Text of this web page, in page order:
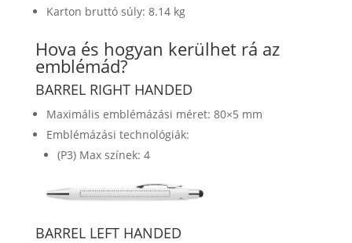
Karton bruttó súly: 8.14 kg
Hova és hogyan kerülhet rá az
emblémád?
BARREL RIGHT HANDED
Maximális emblémázási méret: 80×5 mm
Emblémázási technológiák:
(P3) Max színek: 4
BARREL LEFT HANDED